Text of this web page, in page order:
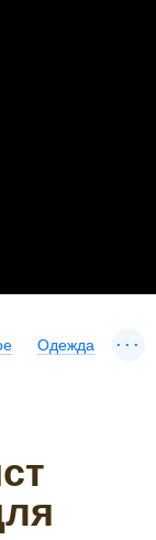
Одежда ...